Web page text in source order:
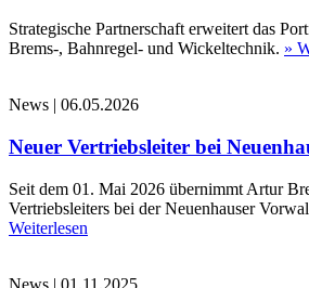
Strategische Partnerschaft erweitert das
Brems-, Bahnregel- und Wickeltechnik. »
News | 06.05.2026
Neuer Vertriebsleiter bei
Seit dem 01. Mai 2026 übernimmt Artur
Vertriebsleiters bei der Neuenhauser
Weiterlesen
News | 01.11.2025